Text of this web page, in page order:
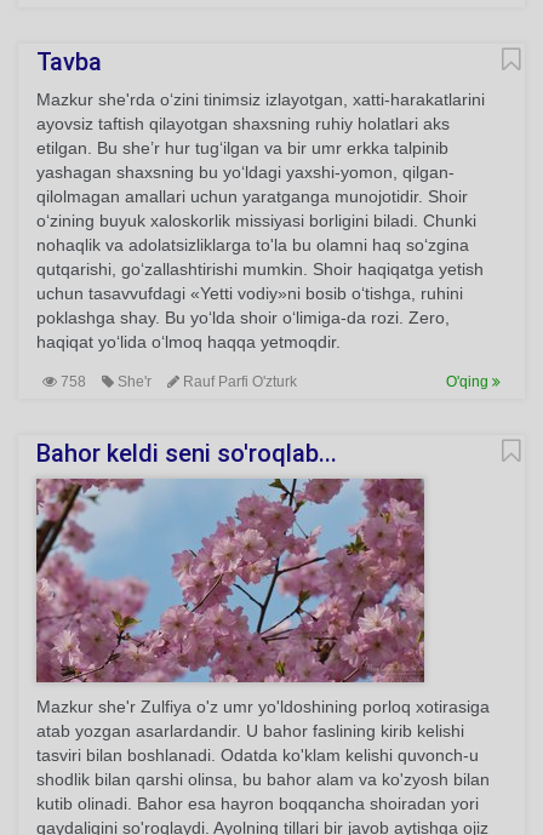
Tavba
Mazkur she'rda o‘zini tinimsiz izlayotgan, xatti-harakatlarini
ayovsiz taftish qilayotgan shaxsning ruhiy holatlari aks
etilgan. Bu she’r hur tug‘ilgan va bir umr erkka talpinib
yashagan shaxsning bu yo‘ldagi yaxshi-yomon, qilgan-
qilolmagan amallari uchun yaratganga munojotidir. Shoir
o‘zining buyuk xaloskorlik missiyasi borligini biladi. Chunki
nohaqlik va adolatsizliklarga to'la bu olamni haq so‘zgina
qutqarishi, go‘zallashtirishi mumkin. Shoir haqiqatga yetish
uchun tasavvufdagi «Yetti vodiy»ni bosib o‘tishga, ruhini
poklashga shay. Bu yo‘lda shoir o‘limiga-da rozi. Zero,
haqiqat yo‘lida o‘lmoq haqqa yetmoqdir.
758 She'r Rauf Parfi O'zturk O'qing
Bahor keldi seni so'roqlab...
Mazkur she'r Zulfiya o'z umr yo'ldoshining porloq xotirasiga
atab yozgan asarlardandir. U bahor faslining kirib kelishi
tasviri bilan boshlanadi. Odatda ko'klam kelishi quvonch-u
shodlik bilan qarshi olinsa, bu bahor alam va ko'zyosh bilan
kutib olinadi. Bahor esa hayron boqqancha shoiradan yori
qaydaligini so'roqlaydi. Ayolning tillari bir javob aytishga ojiz